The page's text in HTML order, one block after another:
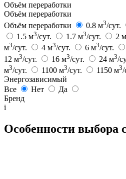
Объём переработки
Объём переработки
Объём переработки
0.8 м3/сут.
1.5 м3/сут. 1.7 м3/сут. 2 м
м3/сут. 4 м3/сут. 6 м3/сут.
12 м3/сут. 16 м3/сут. 24 м3/
м3/сут. 1100 м3/сут. 1150 м3/
Энергозависимый
Все
Нет
Да
Бренд
i
Особенности